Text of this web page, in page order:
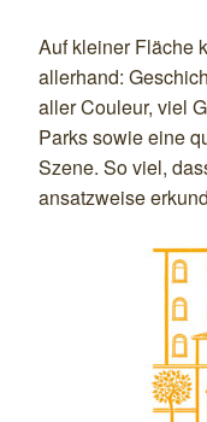
Auf kleiner Fläche
allerhand:
aller Couleur, viel
Parks sowie eine
Szene. So viel,
ansatzweise